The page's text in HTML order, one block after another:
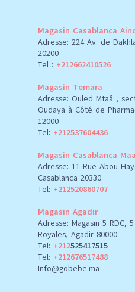
Magasin Casablanca
Adresse: 224 Av. de
20200
Tel : +212662410526
Magasin Temara
Adresse: Ouled Mtaâ ,
Oudaya à Côté de
12000
Tel: +212537604436
Magasin Casablanca
Adresse: 11 Rue Abou
Casablanca 20330
Tel: +212520860707
Magasin Agadir
Adresse: Magasin 5 RDC,
Royales, Agadir 80000
Tel: +212525417515
Tel: +212676517488
Info@gobebe.ma